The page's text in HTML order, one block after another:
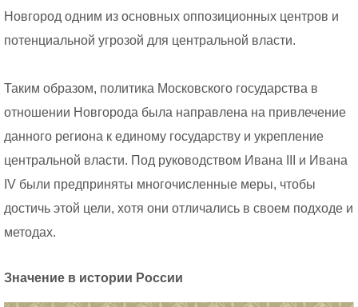
Новгород одним из основных оппозиционных центров и
потенциальной угрозой для центральной власти.
Таким образом, политика Московского государства в
отношении Новгорода была направлена на привлечение
данного региона к единому государству и укрепление
центральной власти. Под руководством Ивана III и Ивана
IV были предприняты многочисленные меры, чтобы
достичь этой цели, хотя они отличались в своем подходе и
методах.
Значение в истории России